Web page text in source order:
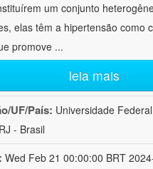
um conjunto
elas têm a hipertensão como
promove ...
leia mais
UF/País: Universidade
- Brasil
Wed Feb 21 00:00:00 BRT